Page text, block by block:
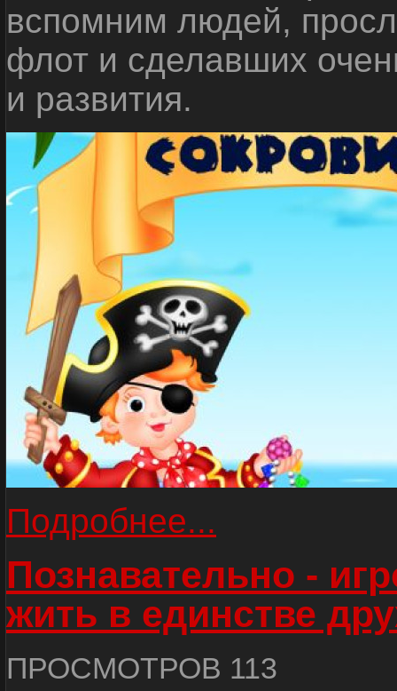
вспомним людей,
флот и сделавших
и развития.
Подробнее...
Познавательно -
жить в единстве
ПРОСМОТРОВ 113